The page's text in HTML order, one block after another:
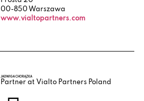
00-850 Warszawa
www.vialtopartners.com
JADWIGA CHORĄZKA
Partner at Vialto Partners Poland